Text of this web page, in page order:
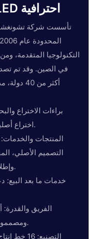
مورد ومصنع لافتات LED احترافية
تأسست شركة تشونغشان
التكنولوجيا المتقدمة،
اختراع أصلية في التصميم الخارجي والهيكلي.
التصميم الأصلي،
وإطلاق أكثر من 20 منتجًا جديدًا شهريًا.
ومصممون بمتوسط ​​خبرة 5 سنوات فأكثر).